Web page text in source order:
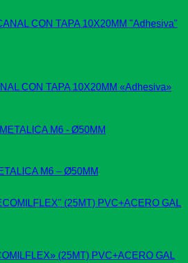
CON TAPA 10X20MM «Adhesiva»
M6 – Ø50MM
(25MT) PVC+ACERO GAL